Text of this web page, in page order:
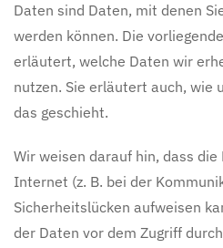
Daten sind Daten, mit denen
werden können. Die
erläutert, welche Daten wir
nutzen. Sie erläutert auch, wie
das geschieht.
Wir weisen darauf hin, dass
Internet (z. B. bei der
Sicherheitslücken aufweisen
der Daten vor dem Zugriff